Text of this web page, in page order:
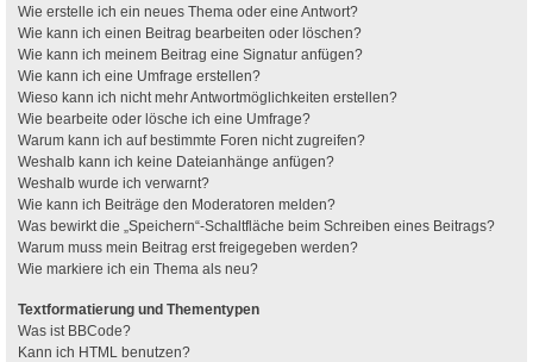
Wie erstelle ich ein neues Thema oder eine Antwort?
Wie kann ich einen Beitrag bearbeiten oder löschen?
Wie kann ich meinem Beitrag eine Signatur anfügen?
Wie kann ich eine Umfrage erstellen?
Wieso kann ich nicht mehr Antwortmöglichkeiten erstellen?
Wie bearbeite oder lösche ich eine Umfrage?
Warum kann ich auf bestimmte Foren nicht zugreifen?
Weshalb kann ich keine Dateianhänge anfügen?
Weshalb wurde ich verwarnt?
Wie kann ich Beiträge den Moderatoren melden?
Was bewirkt die „Speichern“-Schaltfläche beim Schreiben eines Beitrags?
Warum muss mein Beitrag erst freigegeben werden?
Wie markiere ich ein Thema als neu?
Textformatierung und Thementypen
Was ist BBCode?
Kann ich HTML benutzen?